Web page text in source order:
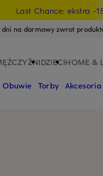
Last Chance: ekstra -
dni na darmowy zwrot
DZIECIHOME &
Obuwie Torby Akcesoria